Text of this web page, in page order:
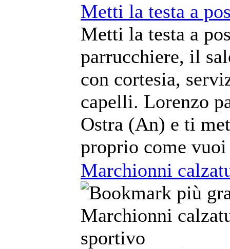
Metti la testa a
Metti la testa a
parrucchiere, il
con cortesia,
capelli. Lorenzo
Ostra (An) e ti
proprio come
Marchionni
Marchionni
sportivo